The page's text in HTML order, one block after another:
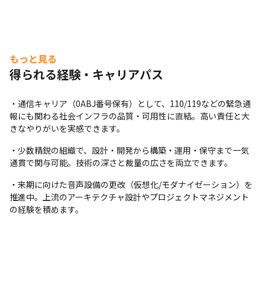
もっと見る
得られる経験・キャリアパス
・通信キャリア（0ABJ番号保有）として、110/119などの緊急通
報にも関わる社会インフラの品質・可用性に直結。高い責任と大
きなやりがいを実感できます。
・少数精鋭の組織で、設計・開発から構築・運用・保守まで一気
通貫で関与可能。技術の深さと裁量の広さを両立できます。
・来期に向けた音声設備の更改（仮想化/モダナイゼーション）を
推進中。上流のアーキテクチャ設計やプロジェクトマネジメント
の経験を積めます。